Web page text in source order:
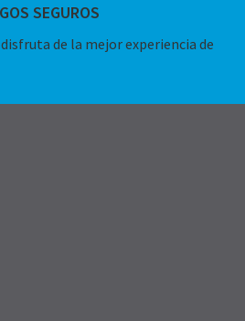
SEGUROS
de la mejor experiencia de